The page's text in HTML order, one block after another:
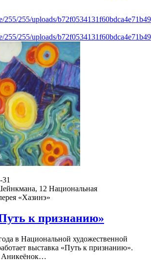
255/255/uploads/
255/255/uploads/
12 Национальная
«Хазинэ»
к признанию»
в Национальной художественной
выставка «Путь к признанию».
Аникеёнок…